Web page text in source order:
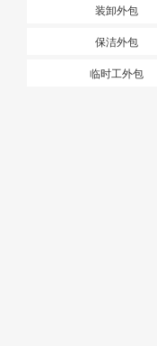
装卸外包
保洁外包
临时工外包